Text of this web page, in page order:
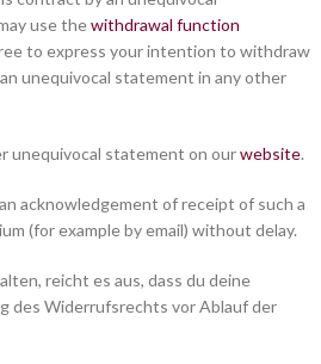
use thewithdrawal function
to express your intention to withdraw
unequivocal statement in any other
unequivocal statement on ourwebsite.
acknowledgement of receipt of such a
(for example by email) without delay.
reicht es aus, dass du deine
des Widerrufsrechts vor Ablauf der